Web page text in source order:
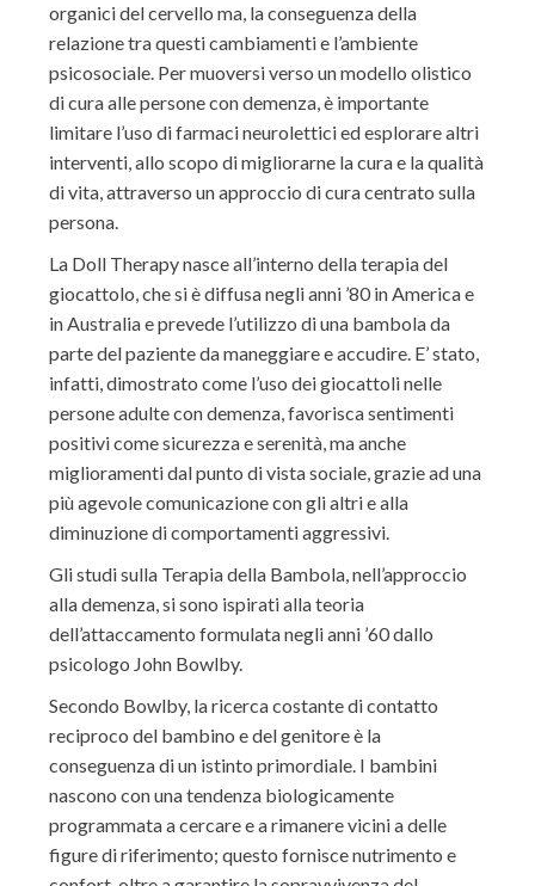
organici del cervello ma, la conseguenza della
relazione tra questi cambiamenti e l’ambiente
psicosociale. Per muoversi verso un modello olistico
di cura alle persone con demenza, è importante
limitare l’uso di farmaci neurolettici ed esplorare altri
interventi, allo scopo di migliorarne la cura e la qualità
di vita, attraverso un approccio di cura centrato sulla
persona.
La Doll Therapy nasce all’interno della terapia del
giocattolo, che si è diffusa negli anni ’80 in America e
in Australia e prevede l’utilizzo di una bambola da
parte del paziente da maneggiare e accudire. E’ stato,
infatti, dimostrato come l’uso dei giocattoli nelle
persone adulte con demenza, favorisca sentimenti
positivi come sicurezza e serenità, ma anche
miglioramenti dal punto di vista sociale, grazie ad una
più agevole comunicazione con gli altri e alla
diminuzione di comportamenti aggressivi.
Gli studi sulla Terapia della Bambola, nell’approccio
alla demenza, si sono ispirati alla teoria
dell’attaccamento formulata negli anni ’60 dallo
psicologo John Bowlby.
Secondo Bowlby, la ricerca costante di contatto
reciproco del bambino e del genitore è la
conseguenza di un istinto primordiale. I bambini
nascono con una tendenza biologicamente
programmata a cercare e a rimanere vicini a delle
figure di riferimento; questo fornisce nutrimento e